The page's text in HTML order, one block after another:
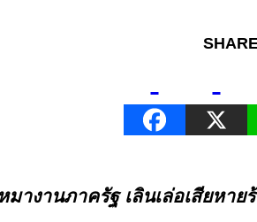
างานภาครัฐ เลินเล่อเสียห